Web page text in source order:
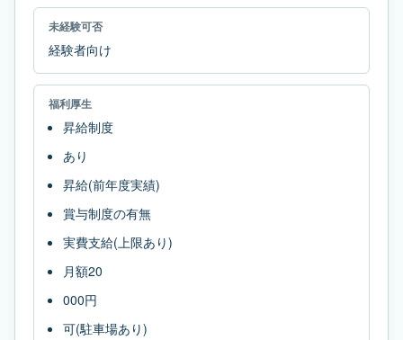
未経験可否
経験者向け
福利厚生
昇給制度
あり
昇給(前年度実績)
賞与制度の有無
実費支給(上限あり)
月額20
000円
可(駐車場あり)